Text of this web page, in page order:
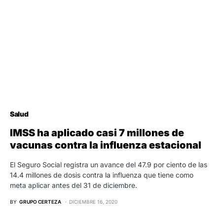
Salud
IMSS ha aplicado casi 7 millones de
vacunas contra la influenza estacional
El Seguro Social registra un avance del 47.9 por ciento de las
14.4 millones de dosis contra la influenza que tiene como
meta aplicar antes del 31 de diciembre.
BY GRUPO CERTEZA DICIEMBRE 16, 2020